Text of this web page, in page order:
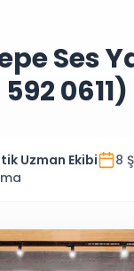
Ses
0611)
Uzman Ekibi
8